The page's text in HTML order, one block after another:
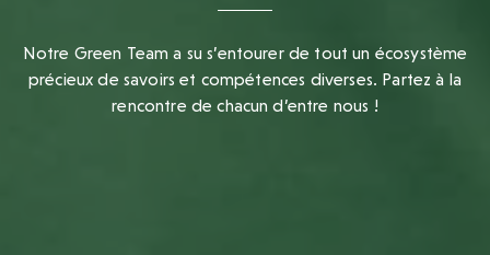
Notre Green Team a su s’entourer de tout un écosystème
précieux de savoirs et compétences diverses. Partez à la
rencontre de chacun d’entre nous !